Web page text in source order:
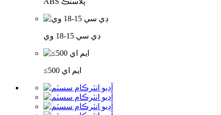
ڊي سي 15-18 وي
≤500 ايم اي